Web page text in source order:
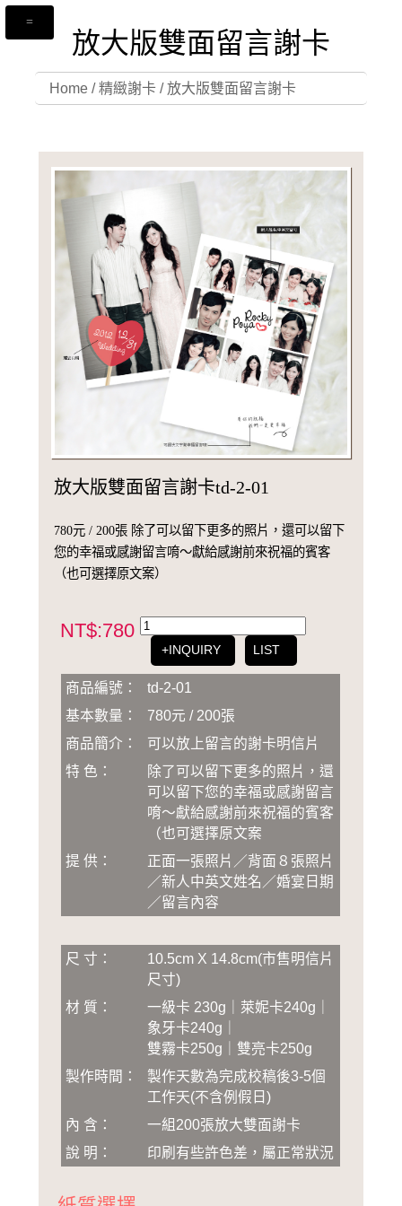
放大版雙面留言謝卡
Home/精緻謝卡/放大版雙面留言謝卡
放大版雙面留言謝卡td-2-01
780元 / 200張 除了可以留下更多的照片，還可以留下
您的幸福或感謝留言唷～獻給感謝前來祝福的賓客
（也可選擇原文案）
NT$:780
+INQUIRY LIST
商品編號：
td-2-01
基本數量：
780元 / 200張
商品簡介：
可以放上留言的謝卡明信片
特 色：
除了可以留下更多的照片，還
可以留下您的幸福或感謝留言
唷～獻給感謝前來祝福的賓客
（也可選擇原文案
提 供：
正面一張照片／背面８張照片
／新人中英文姓名／婚宴日期
／留言內容
尺 寸：
10.5cm X 14.8cm(市售明信片
尺寸)
材 質：
一級卡 230g｜萊妮卡240g｜
象牙卡240g｜
雙霧卡250g｜雙亮卡250g
製作時間：
製作天數為完成校稿後3-5個
工作天(不含例假日)
內 含：
一組200張放大雙面謝卡
說 明：
印刷有些許色差，屬正常狀況